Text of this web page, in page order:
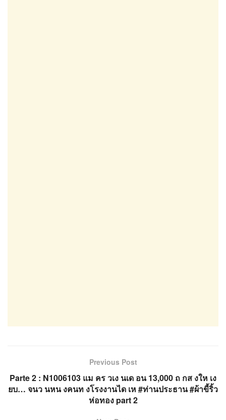
Previous Post
Parte 2 : N1006103 แม คร วเง นเด อน 13,000 ถ กส งให เง
ยบ… จนว นหน งคนท งโรงงานได เห #ท่านประธาน #ผ้าขี้ริ้ว
ห่อทอง part 2